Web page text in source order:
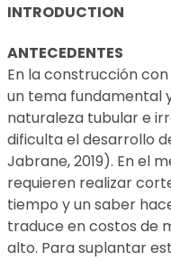
INTRODUCTION
ANTECEDENTES
En la construcción
un tema fundamental
naturaleza tubular e
dificulta el desarrollo
Jabrane, 2019). En el
requieren realizar
tiempo y un saber
traduce en costos de
alto. Para suplantar